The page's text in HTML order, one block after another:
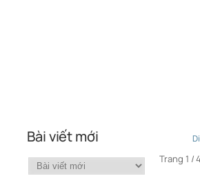
Bài viết mới
Trang 1 /